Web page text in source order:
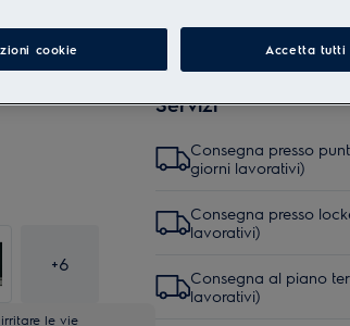
+6
le vie
Servizi
Consegna presso
giorni lavorativi)
Consegna presso
lavorativi)
Consegna al piano
lavorativi)
cookie Accetta tutti